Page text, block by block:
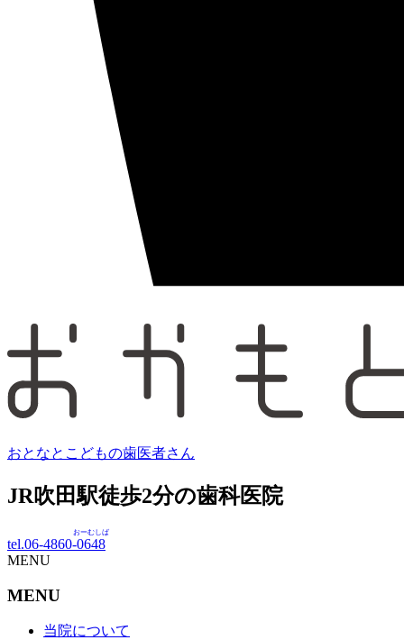
おとなとこどもの歯医者さん
JR吹田駅徒歩2分の歯科医院
tel.06-4860-0648
おーむしば
MENU
MENU
当院について